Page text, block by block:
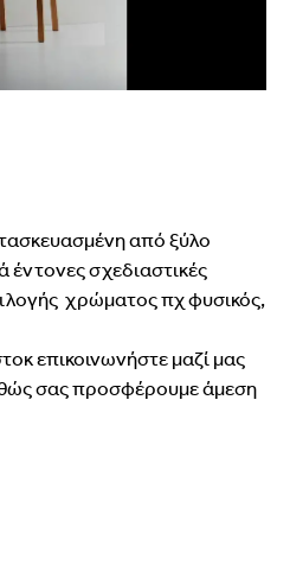
από ξύλο
έντονες σχεδιαστικές
χρώματος πχ φυσικός,
επικοινωνήστε μαζί μας
σας προσφέρουμε άμεση